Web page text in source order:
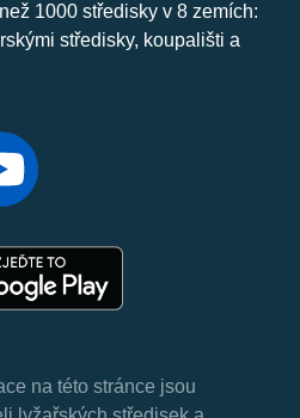
1000 středisky v 8 zemích:
středisky, koupališti a
na této stránce jsou